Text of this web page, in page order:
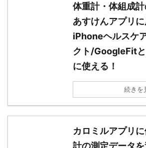
体重計・体組成
あすけんアプリに
iPhoneヘルスケ
クト/GoogleFitと
に使える！
続きを
カロミルアプリ
計の測定データを